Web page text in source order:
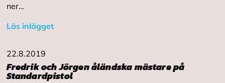
ner…
Läs inlägget
22.8.2019
Fredrik och Jörgen åländska mästare på
Standardpistol